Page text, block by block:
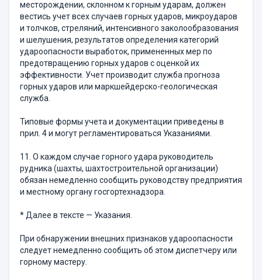
месторождении, склонном к горным ударам, должен
вестись учет всех случаев горных ударов, микроударов
и толчков, стреляний, интенсивного заколообразования
и шелушения, результатов определения категорий
удароопасности выработок, примененных мер по
предотвращению горных ударов с оценкой их
эффективности. Учет производит служба прогноза
горных ударов или маркшейдерско-геологическая
служба.
Типовые формы учета и документации приведены в
прил. 4 и могут регламентироваться Указаниями.
11. О каждом случае горного удара руководитель
рудника (шахты, шахтостроительной организации)
обязан немедленно сообщить руководству предприятия
и местному органу госгортехнадзора.
* Далее в тексте — Указания.
При обнаружении внешних признаков удароопасности
следует немедленно сообщить об этом диспетчеру или
горному мастеру.